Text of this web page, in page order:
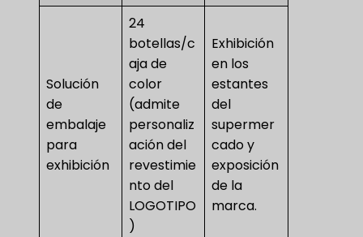
Solución
de
embalaje
para
exhibición
24
botellas/c
aja de
color
(admite
personaliz
ación del
revestimie
nto del
LOGOTIPO
)
Exhibición
en los
estantes
del
supermer
cado y
exposición
de la
marca.